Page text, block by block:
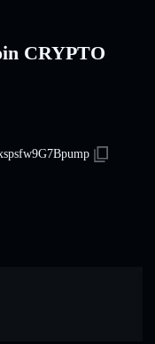
CRYPTO